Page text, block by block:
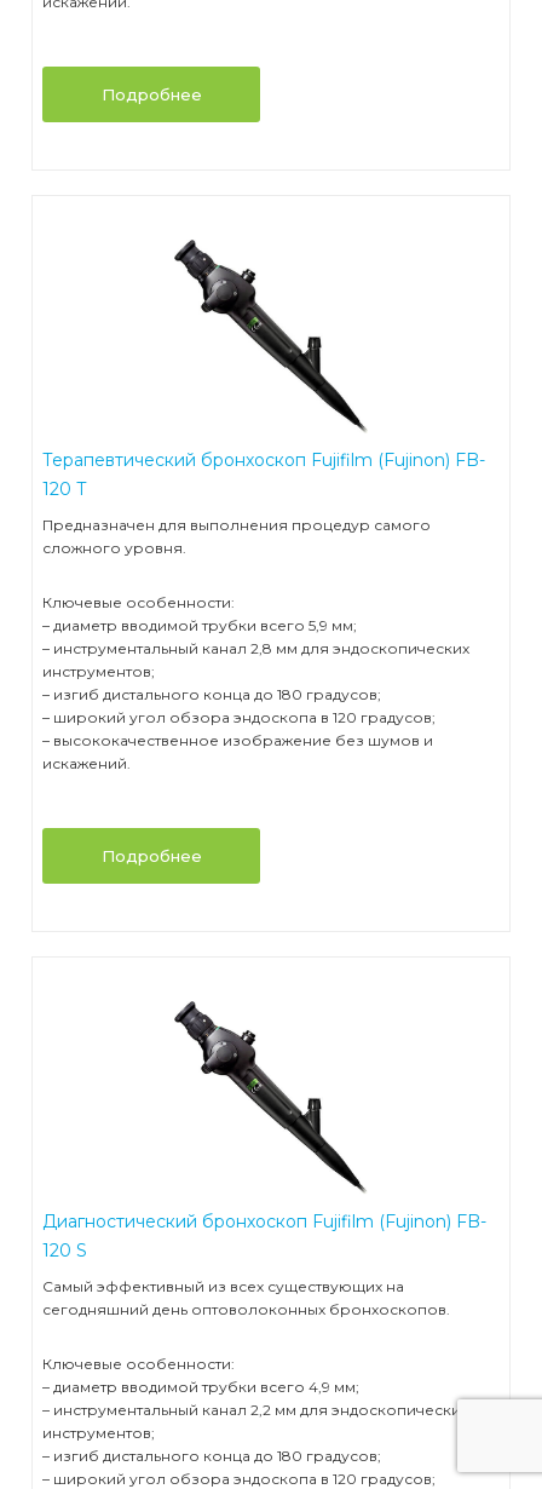
Подробнее
Терапевтический бронхоскоп Fujifilm (Fujinon) FB-
120 T
Предназначен для выполнения процедур самого
сложного уровня.
Ключевые особенности:
– диаметр вводимой трубки всего 5,9 мм;
– инструментальный канал 2,8 мм для эндоскопических
инструментов;
– изгиб дистального конца до 180 градусов;
– широкий угол обзора эндоскопа в 120 градусов;
– высококачественное изображение без шумов и
искажений.
Подробнее
Диагностический бронхоскоп Fujifilm (Fujinon) FB-
120 S
Самый эффективный из всех существующих на
сегодняшний день оптоволоконных бронхоскопов.
Ключевые особенности:
– диаметр вводимой трубки всего 4,9 мм;
– инструментальный канал 2,2 мм для эндоскопических
инструментов;
– изгиб дистального конца до 180 градусов;
– широкий угол обзора эндоскопа в 120 градусов;